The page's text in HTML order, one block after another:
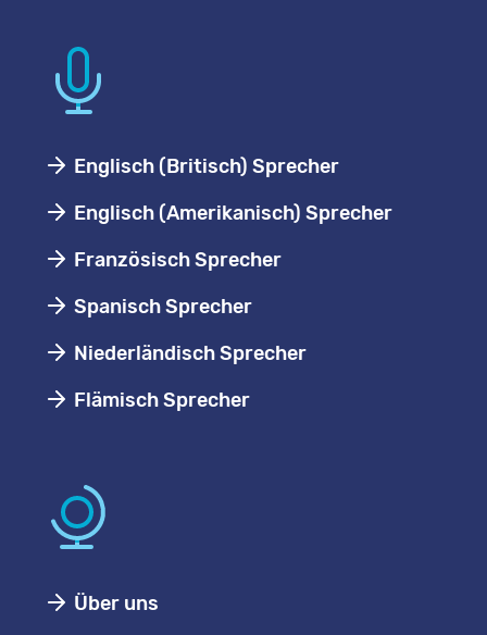
Englisch (Britisch) Sprecher
Englisch (Amerikanisch) Sprecher
Französisch Sprecher
Spanisch Sprecher
Niederländisch Sprecher
Flämisch Sprecher
Über uns